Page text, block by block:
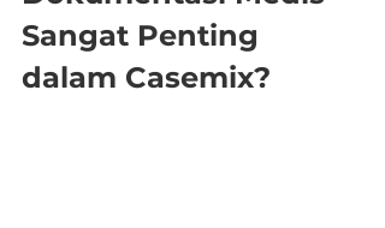
Sangat Penting
dalam Casemix?